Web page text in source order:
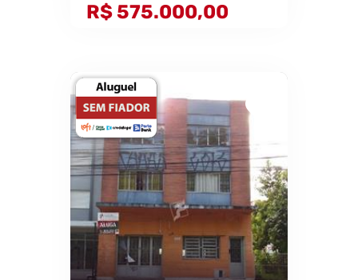
R$ 575.000,00